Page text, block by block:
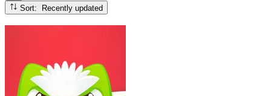
Sort: Recently updated